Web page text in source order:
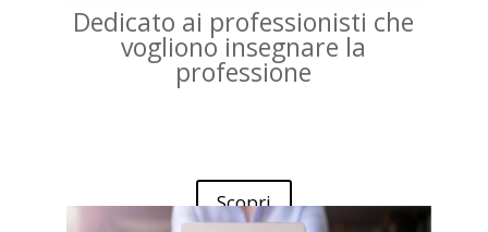
Dedicato ai professionisti che
vogliono insegnare la
professione
Scopri